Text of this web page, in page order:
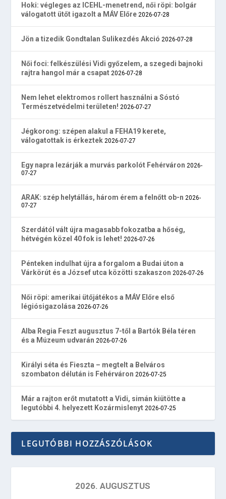
Hoki: végleges az ICEHL-menetrend, női röpi: bolgár
válogatott ütőt igazolt a MÁV Előre 2026-07-28
Jön a tizedik Gondtalan Sulikezdés Akció 2026-07-28
Női foci: felkészülési Vidi győzelem, a szegedi bajnoki
rajtra hangol már a csapat 2026-07-28
Nem lehet elektromos rollert használni a Sóstó
Természetvédelmi területen! 2026-07-27
Jégkorong: szépen alakul a FEHA19 kerete,
válogatottak is érkeztek 2026-07-27
Egy napra lezárják a murvás parkolót Fehérváron 2026-
07-27
ARAK: szép helytállás, három érem a felnőtt ob-n 2026-
07-27
Szerdától vált újra magasabb fokozatba a hőség,
hétvégén közel 40 fok is lehet! 2026-07-26
Pénteken indulhat újra a forgalom a Budai úton a
Várkörút és a József utca közötti szakaszon 2026-07-26
Női röpi: amerikai ütőjátékos a MÁV Előre első
légiósigazolása 2026-07-26
Alba Regia Feszt augusztus 7-től a Bartók Béla téren
és a Múzeum udvarán 2026-07-26
Királyi séta és Fieszta – megtelt a Belváros
szombaton délután is Fehérváron 2026-07-25
Már a rajton erőt mutatott a Vidi, simán kiütötte a
legutóbbi 4. helyezett Kozármislenyt 2026-07-25
LEGUTÓBBI HOZZÁSZÓLÁSOK
2026. AUGUSZTUS